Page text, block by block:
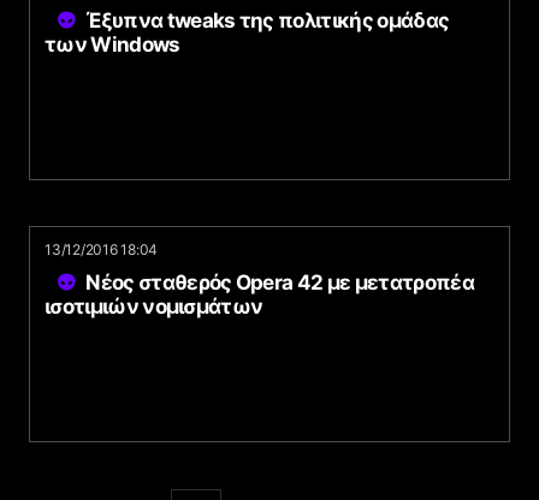
Έξυπνα tweaks της πολιτικής ομάδας
των Windows
13/12/2016 18:04
Νέος σταθερός Opera 42 με μετατροπέα
ισοτιμιών νομισμάτων